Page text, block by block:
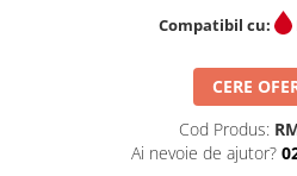
Compatibil cu:
CERE
Cod Produs:
Ai nevoie de ajutor?